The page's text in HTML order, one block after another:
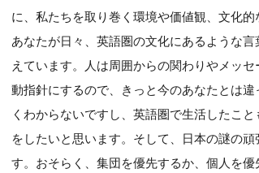
に、私たちを取り巻く環境や価値観、文化
あなたが日々、英語圏の文化にあるような
えています。人は周囲からの関わりやメッ
動指針にするので、きっと今のあなたとは
くわからないですし、英語圏で生活したこ
をしたいと思います。そして、日本の謎の
す。おそらく、集団を優先するか、個人を